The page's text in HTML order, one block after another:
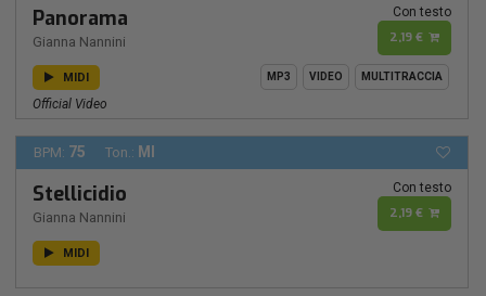
Panorama
Gianna Nannini
Con testo
2,19 €
MIDI MP3 VIDEO MULTITRACCIA
Official Video
BPM: 75 Ton.: MI
Stellicidio
Gianna Nannini
Con testo
2,19 €
MIDI